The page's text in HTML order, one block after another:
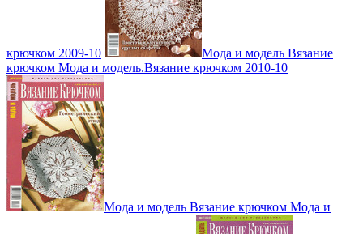
крючком 2009-10
Мода и модель Вязание
крючком Мода и модель.Вязание крючком 2010-10
Мода и модель Вязание крючком Мода и